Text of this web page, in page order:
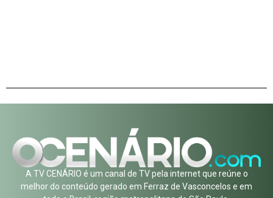
A TV CENÁRIO é um canal de TV pela internet que reúne o
melhor do conteúdo gerado em Ferraz de Vasconcelos e em